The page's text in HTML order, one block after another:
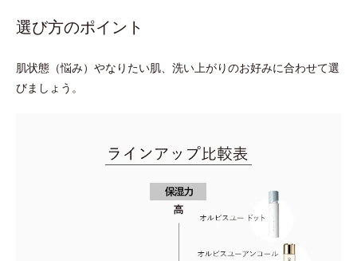
選び方のポイント
肌状態（悩み）やなりたい肌、洗い上がりのお好みに合わせて選
びましょう。